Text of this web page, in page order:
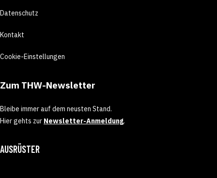
Datenschutz
Kontakt
Cookie-Einstellungen
Zum THW-Newsletter
Bleibe immer auf dem neusten Stand.
Hier gehts zur Newsletter-Anmeldung.
AUSRÜSTER